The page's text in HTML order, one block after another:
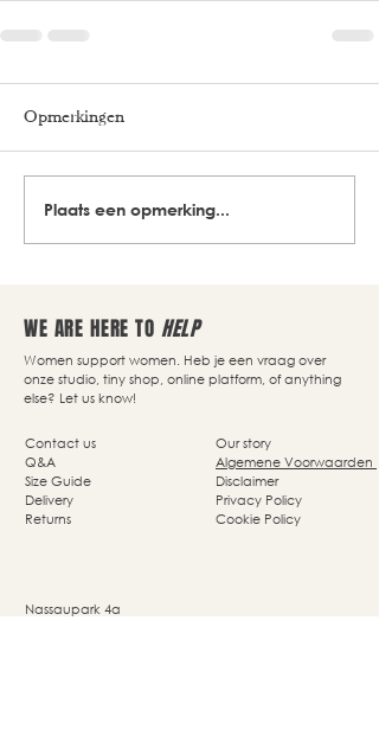
Opmerkingen
Plaats een opmerking...
WE ARE HERE TO HELP
Women support women. Heb je een vraag over
onze studio, tiny shop, online platform, of anything
else? Let us know!
Our story
Algemene Voorwaarden
Disclaimer
Privacy Policy
Cookie Policy
Contact us
Q&A
Size Guide
Delivery
Returns
Nassaupark 4a